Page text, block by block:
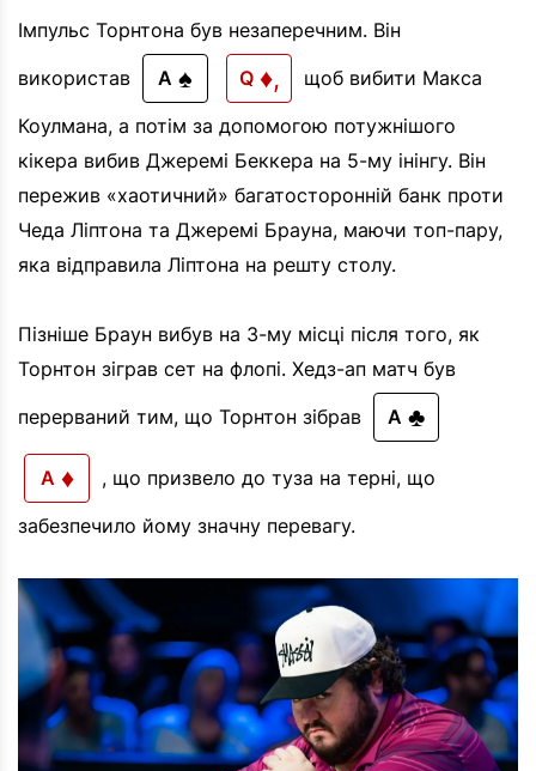
Імпульс Торнтона був незаперечним. Він
використав
A ♠ Q ♦,
щоб вибити Макса
Коулмана, а потім за допомогою потужнішого
кікера вибив Джеремі Беккера на 5-му інінгу. Він
пережив «хаотичний» багатосторонній банк проти
Чеда Ліптона та Джеремі Брауна, маючи топ-пару,
яка відправила Ліптона на решту столу.
Пізніше Браун вибув на 3-му місці після того, як
Торнтон зіграв сет на флопі. Хедз-ап матч був
перерваний тим, що Торнтон зібрав
A ♣
A ♦
, що призвело до туза на терні, що
забезпечило йому значну перевагу.